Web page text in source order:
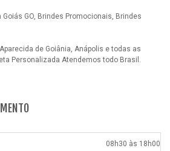
GO, Brindes Promocionais, Brindes
de Goiânia, Anápolis e todas as
Personalizada Atendemos todo Brasil.
08h30 às 18h00